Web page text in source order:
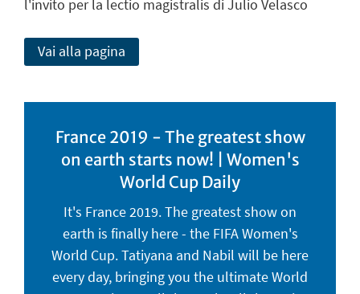
l'invito per la lectio magistralis di Julio Velasco
Vai alla pagina
France 2019 - The greatest show
on earth starts now! | Women's
World Cup Daily
It's France 2019. The greatest show on
earth is finally here - the FIFA Women's
World Cup. Tatiyana and Nabil will be here
every day, bringing you the ultimate World